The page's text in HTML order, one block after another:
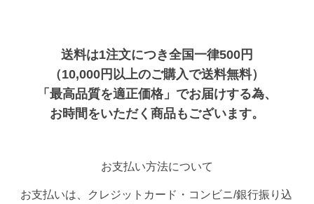
送料は1注文につき全国一律500円
（10,000円以上のご購入で送料無料）
「最高品質を適正価格」でお届けする為、
お時間をいただく商品もございます。
お支払い方法について
お支払いは、クレジットカード・コンビニ/銀行振り込